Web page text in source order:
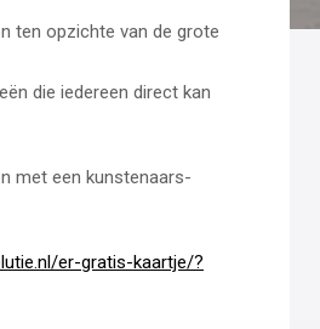
ten opzichte van de grote
die iedereen direct kan
met een kunstenaars-
er-gratis-kaartje/?